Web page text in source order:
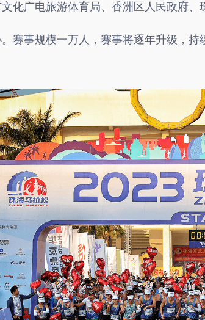
化广电旅游体育局、香洲区人民政府
赛事规模一万人，赛事将逐年升级，持